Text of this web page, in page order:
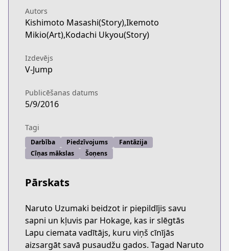
Autors
Kishimoto Masashi(Story),Ikemoto
Mikio(Art),Kodachi Ukyou(Story)
Izdevējs
V-Jump
Publicēšanas datums
5/9/2016
Tagi
Darbība Piedzīvojums
Fantāzija
Cīņas mākslas
Šoņens
Pārskats
Naruto Uzumaki beidzot ir piepildījis savu
sapni un kļuvis par Hokage, kas ir slēgtās
Lapu ciemata vadītājs, kuru viņš cīnījās
aizsargāt savā pusaudžu gados. Tagad Naruto